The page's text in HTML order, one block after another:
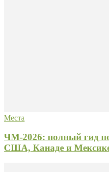
Места
ЧМ-2026: полный гид
США, Канаде и